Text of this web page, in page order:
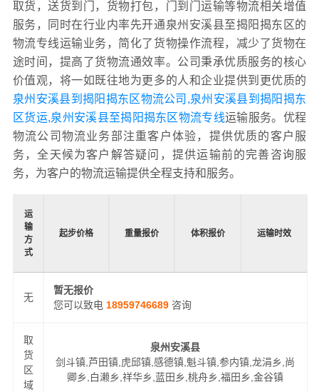
取货，送货到门，货物打包，门到门运输等物流相关增值
服务，同时在行业内率先开通泉州安溪县至揭阳揭东区的
物流专线运输业务，简化了货物操作流程，减少了货物在
途时间，提高了货物流通效率。公司秉承优质服务的核心
价值观，将一如既往地为更多的人和企业提供到更优质的
泉州安溪县到揭阳揭东区物流公司,泉州安溪县到揭阳揭东
区货运,泉州安溪县至揭阳揭东区物流专线运输服务。优程
物流公司物流业务部注重客户体验，提供优质的客户服
务，全天候为客户解答疑问，提供运输前的完善咨询服
务，为客户的物流运输提供全程支持和服务。
运
输
方
式
起步价格 重量报价 体积报价 运输时效
无
暂无报价
您可以致电 18959746689 咨询
取
货
区
域
泉州安溪县
剑斗镇,芦田镇,虎邱镇,感德镇,魁斗镇,参内镇,龙涓乡,尚
卿乡,白濑乡,祥华乡,蓝田乡,桃舟乡,福田乡,金谷镇